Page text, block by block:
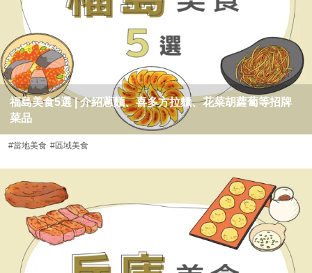
福島美食5選 | 介紹蔥麵、喜多方拉麵、花菜胡蘿蔔等招牌
菜品
#當地美食 #區域美食